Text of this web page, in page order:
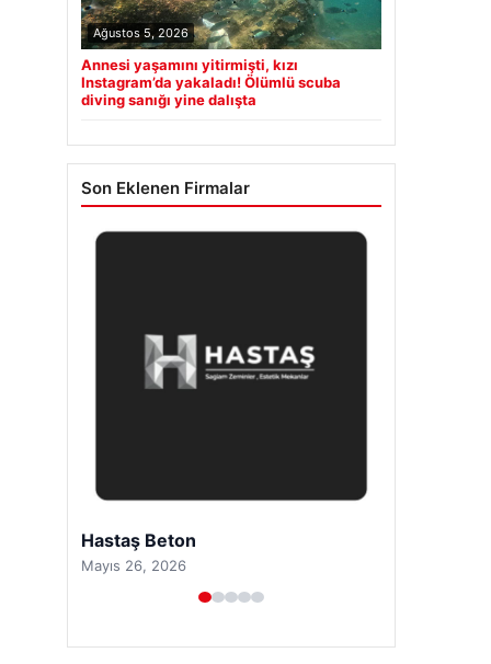
Ağustos 5, 2026
Annesi yaşamını yitirmişti, kızı
Instagram’da yakaladı! Ölümlü scuba
diving sanığı yine dalışta
Son Eklenen Firmalar
Hastaş Beton
Mayıs 26, 2026